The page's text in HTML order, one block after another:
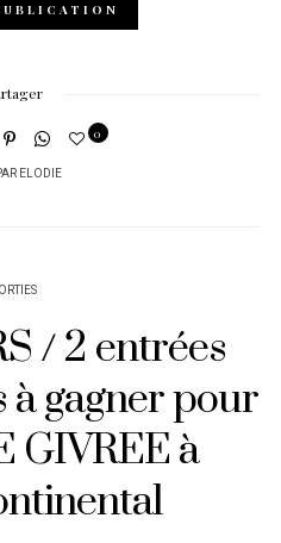
ELODIE
0
/ 2 entrées
à gagner pour
GIVREE à